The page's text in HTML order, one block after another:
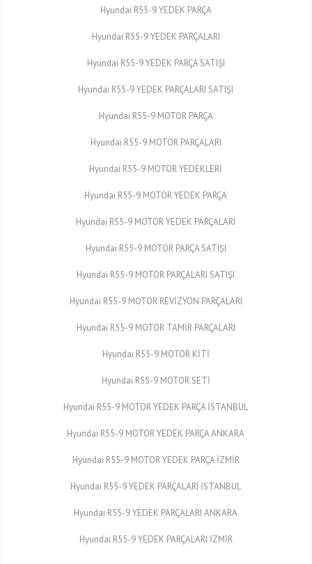
Hyundai R55-9 YEDEK PARÇA
Hyundai R55-9 YEDEK PARÇALARI
Hyundai R55-9 YEDEK PARÇA SATIŞI
Hyundai R55-9 YEDEK PARÇALARI SATIŞI
Hyundai R55-9 MOTOR PARÇA
Hyundai R55-9 MOTOR PARÇALARI
Hyundai R55-9 MOTOR YEDEKLERİ
Hyundai R55-9 MOTOR YEDEK PARÇA
Hyundai R55-9 MOTOR YEDEK PARÇALARI
Hyundai R55-9 MOTOR PARÇA SATIŞI
Hyundai R55-9 MOTOR PARÇALARI SATIŞI
Hyundai R55-9 MOTOR REVİZYON PARÇALARI
Hyundai R55-9 MOTOR TAMİR PARÇALARI
Hyundai R55-9 MOTOR KİTİ
Hyundai R55-9 MOTOR SETİ
Hyundai R55-9 MOTOR YEDEK PARÇA İSTANBUL
Hyundai R55-9 MOTOR YEDEK PARÇA ANKARA
Hyundai R55-9 MOTOR YEDEK PARÇA İZMİR
Hyundai R55-9 YEDEK PARÇALARI İSTANBUL
Hyundai R55-9 YEDEK PARÇALARI ANKARA
Hyundai R55-9 YEDEK PARÇALARI İZMİR